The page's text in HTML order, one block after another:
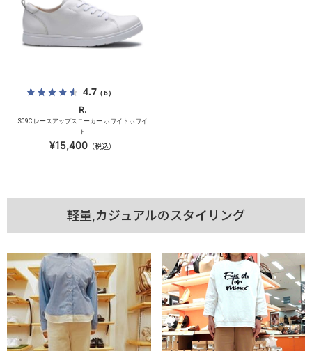
4.7（6）
R.
S09C レースアップスニーカー ホワイトホワイ
ト
¥15,400（税込）
軽量,カジュアルのスタイリング